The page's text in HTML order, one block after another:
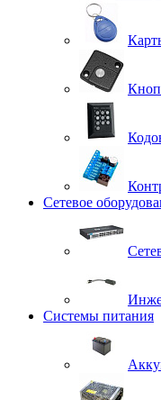
Сетевое
Системы питания